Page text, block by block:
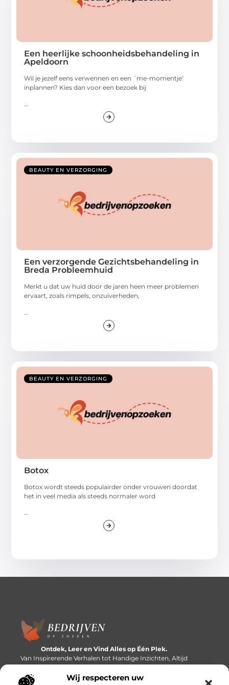
Wij respecteren uw
Een heerlijke schoonheidsbehandeling in
Apeldoorn
Wil je jezelf eens verwennen en een ´me-momentje’
inplannen? Kies dan voor een bezoek bij
...
BEAUTY EN VERZORGING
Een verzorgende Gezichtsbehandeling in
Breda Probleemhuid
Merkt u dat uw huid door de jaren heen meer problemen
ervaart, zoals rimpels, onzuiverheden,
BEAUTY EN VERZORGING
Botox
Botox wordt steeds populairder onder vrouwen doordat
het in veel media als steeds normaler word
Ontdek, Leer en Vind Alles op Één Plek.
Van Inspirerende Verhalen tot Handige Inzichten, Altijd
Binnen Handbereik.